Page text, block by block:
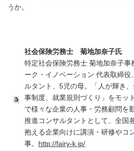
うか。
社会保険労務士 菊地加奈子氏
特定社会保険労務士 菊地加奈子事
ーク・イノベーション 代表取締
ルタント、5児の母。
「人が輝き
事制度、就業規則づくり」をモッ
で様々な企業の人事・労務顧問を
推進コンサルタントとして、全国
抱える企業向けに講演・研修やコ
事。 http://fairy-k.jp/